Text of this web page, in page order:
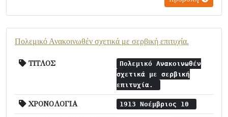
Πολεμικό Ανακοινωθέν σχετικά με σερβική επιτυχία.
ΤΙΤΛΟΣ
Πολεμικό Ανακοινωθέν
σχετικά με σερβική
επιτυχία.
ΧΡΟΝΟΛΟΓΙΑ 1913 Νοέμβριος 10